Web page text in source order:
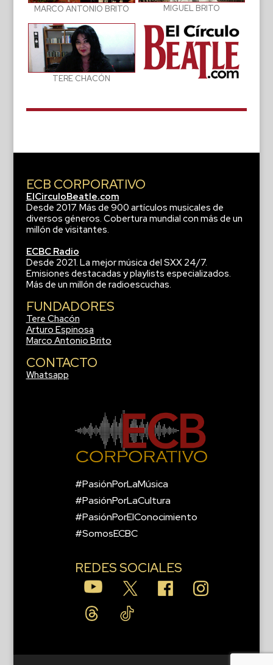
MARCO ANTONIO BRITO MIGUEL BRITO
TERE CHACÓN
ECB CORPORATIVO
ElCirculoBeatle.com
Desde 2017. Más de 900 artículos musicales de
diversos géneros. Cobertura mundial con más de un
millón de visitantes.
ECBC Radio
Desde 2021. La mejor música del SXX 24/7.
Emisiones destacadas y playlists especializados.
Más de un millón de radioescuchas.
FUNDADORES
Tere Chacón
Arturo Espinosa
Marco Antonio Brito
CONTACTO
Whatsapp
#PasiónPorLaMúsica
#PasiónPorLaCultura
#PasiónPorElConocimiento
#SomosECBC
REDES SOCIALES